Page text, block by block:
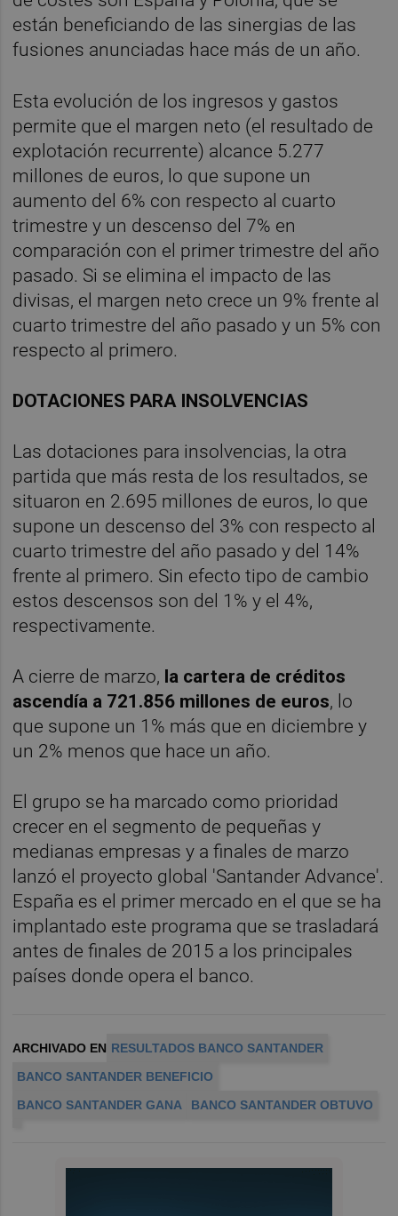
están beneficiando de las sinergias de las
fusiones anunciadas hace más de un año.
Esta evolución de los ingresos y gastos
permite que el margen neto (el resultado de
explotación recurrente) alcance 5.277
millones de euros, lo que supone un
aumento del 6% con respecto al cuarto
trimestre y un descenso del 7% en
comparación con el primer trimestre del año
pasado. Si se elimina el impacto de las
divisas, el margen neto crece un 9% frente al
cuarto trimestre del año pasado y un 5% con
respecto al primero.
DOTACIONES PARA INSOLVENCIAS
Las dotaciones para insolvencias, la otra
partida que más resta de los resultados, se
situaron en 2.695 millones de euros, lo que
supone un descenso del 3% con respecto al
cuarto trimestre del año pasado y del 14%
frente al primero. Sin efecto tipo de cambio
estos descensos son del 1% y el 4%,
respectivamente.
A cierre de marzo, la cartera de créditos
ascendía a 721.856 millones de euros, lo
que supone un 1% más que en diciembre y
un 2% menos que hace un año.
El grupo se ha marcado como prioridad
crecer en el segmento de pequeñas y
medianas empresas y a finales de marzo
lanzó el proyecto global 'Santander Advance'.
España es el primer mercado en el que se ha
implantado este programa que se trasladará
antes de finales de 2015 a los principales
países donde opera el banco.
ARCHIVADO EN RESULTADOS BANCO SANTANDER
BANCO SANTANDER BENEFICIO
BANCO SANTANDER GANA
BANCO SANTANDER OBTUVO